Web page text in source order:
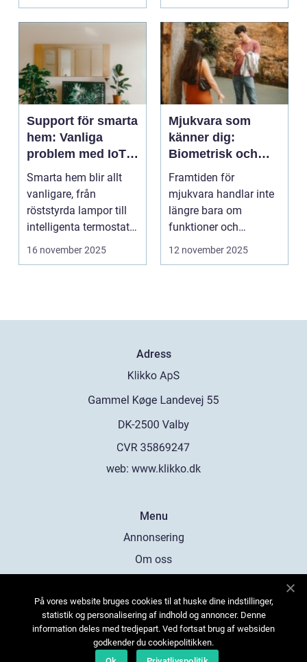
Support för smarta
hem: Vanliga
problem med IoT-
enheter
Smarta hem blir allt
vanligare, från
röststyrda lampor till
intelligenta termostater
och ...
16 november 2025
Mjukvara som
känner dig:
Biometrisk och
beteendedriven
personalisering
Framtiden för
mjukvara handlar inte
längre bara om
funktioner och
användargränss...
12 november 2025
Adress
web: www.klikko.dk
Menu
Annonsering
Om oss
Kontakta oss
Sitemap
På vores website bruges cookies til at huske dine indstillinger,
statistik og personalisering af indhold og annoncer. Denne
information deles med tredjepart. Ved fortsat brug af websiden
godkender du cookiepolitikken.